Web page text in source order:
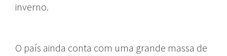
inverno.
O país ainda conta com uma grande massa de